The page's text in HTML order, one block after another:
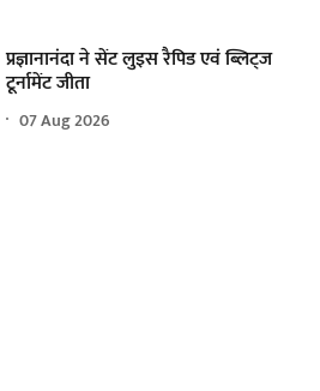
प्रज्ञानानंदा ने सेंट लुइस रैपिड एवं ब्लिट्ज
टूर्नामेंट जीता
07 Aug 2026